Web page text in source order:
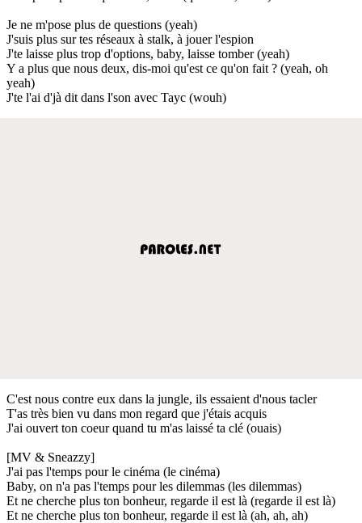
Je ne m'pose plus de questions (yeah)
J'suis plus sur tes réseaux à stalk, à jouer l'espion
J'te laisse plus trop d'options, baby, laisse tomber (yeah)
Y a plus que nous deux, dis-moi qu'est ce qu'on fait ? (yeah, oh
yeah)
J'te l'ai d'jà dit dans l'son avec Tayc (wouh)
C'est nous contre eux dans la jungle, ils essaient d'nous tacler
T'as très bien vu dans mon regard que j'étais acquis
J'ai ouvert ton coeur quand tu m'as laissé ta clé (ouais)
[MV & Sneazzy]
J'ai pas l'temps pour le cinéma (le cinéma)
Baby, on n'a pas l'temps pour les dilemmas (les dilemmas)
Et ne cherche plus ton bonheur, regarde il est là (regarde il est là)
Et ne cherche plus ton bonheur, regarde il est là (ah, ah, ah)